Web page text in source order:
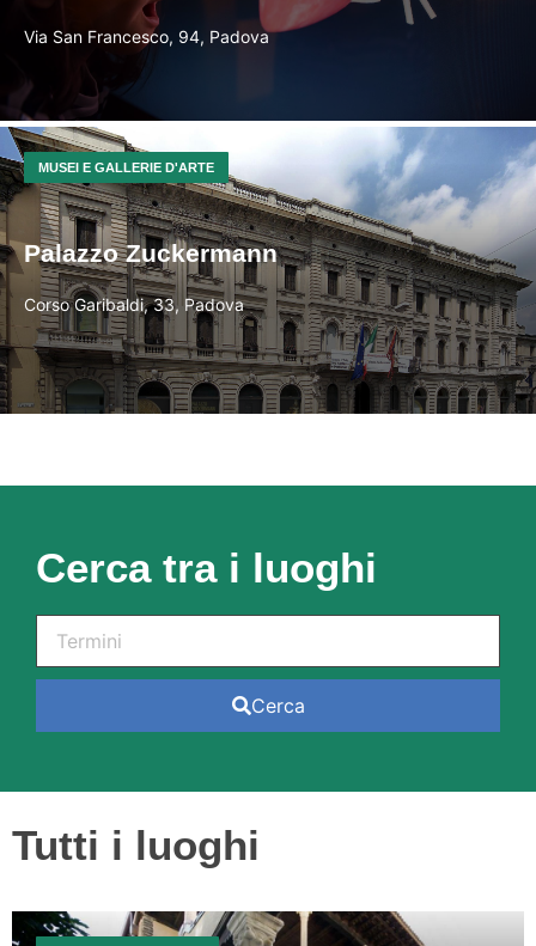
Via San Francesco, 94, Padova
MUSEI E GALLERIE D'ARTE
Palazzo Zuckermann
Corso Garibaldi, 33, Padova
Cerca tra i luoghi
Cerca
Tutti i luoghi